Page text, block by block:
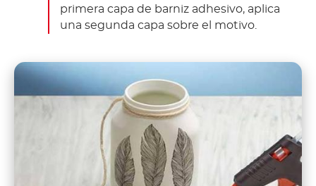
primera capa de barniz adhesivo, aplica
una segunda capa sobre el motivo.